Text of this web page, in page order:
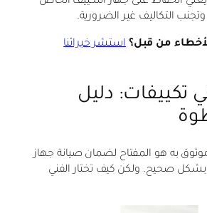
التكاليف غير الضرورية.
من قبل؟ استشر خبرائنا
تكييفات: دليل
به هو المفتاح لضمان صيانة جهاز
صحيح. ولكن كيف تختار الفني